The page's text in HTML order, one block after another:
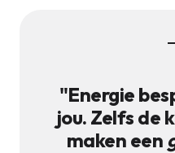
"Energie
jou. Zelfs de
maken een